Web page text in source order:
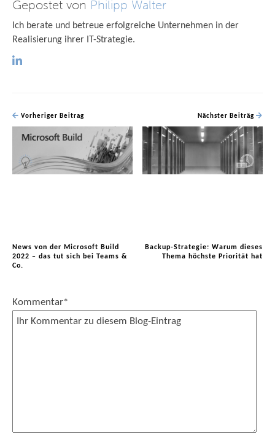
Gepostet von Philipp Walter
Ich berate und betreue erfolgreiche Unternehmen in der
Realisierung ihrer IT-Strategie.
Vorheriger Beitrag
News von der Microsoft Build
2022 – das tut sich bei Teams &
Co.
Nächster Beiträg
Backup-Strategie: Warum dieses
Thema höchste Priorität hat
Kommentar*